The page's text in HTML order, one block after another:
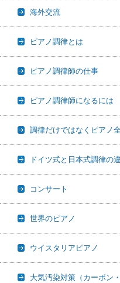
海外交流
ピアノ調律とは
ピアノ調律師の仕事
ピアノ調律師になるには
調律だけではなくピアノ
ドイツ式と日本式調律の
コンサート
世界のピアノ
ウイスタリアピアノ
大気汚染対策（カーボン・